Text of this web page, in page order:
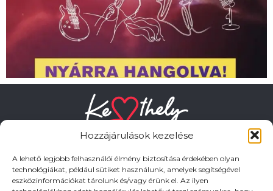
Hozzájárulások kezelése
A lehető legjobb felhasználói élmény biztosítása érdekében olyan
technológiákat, például sütiket használunk, amelyek segítségével
eszközinformációkat tárolunk és/vagy érünk el. Az ilyen
HASZNOS LINKEK